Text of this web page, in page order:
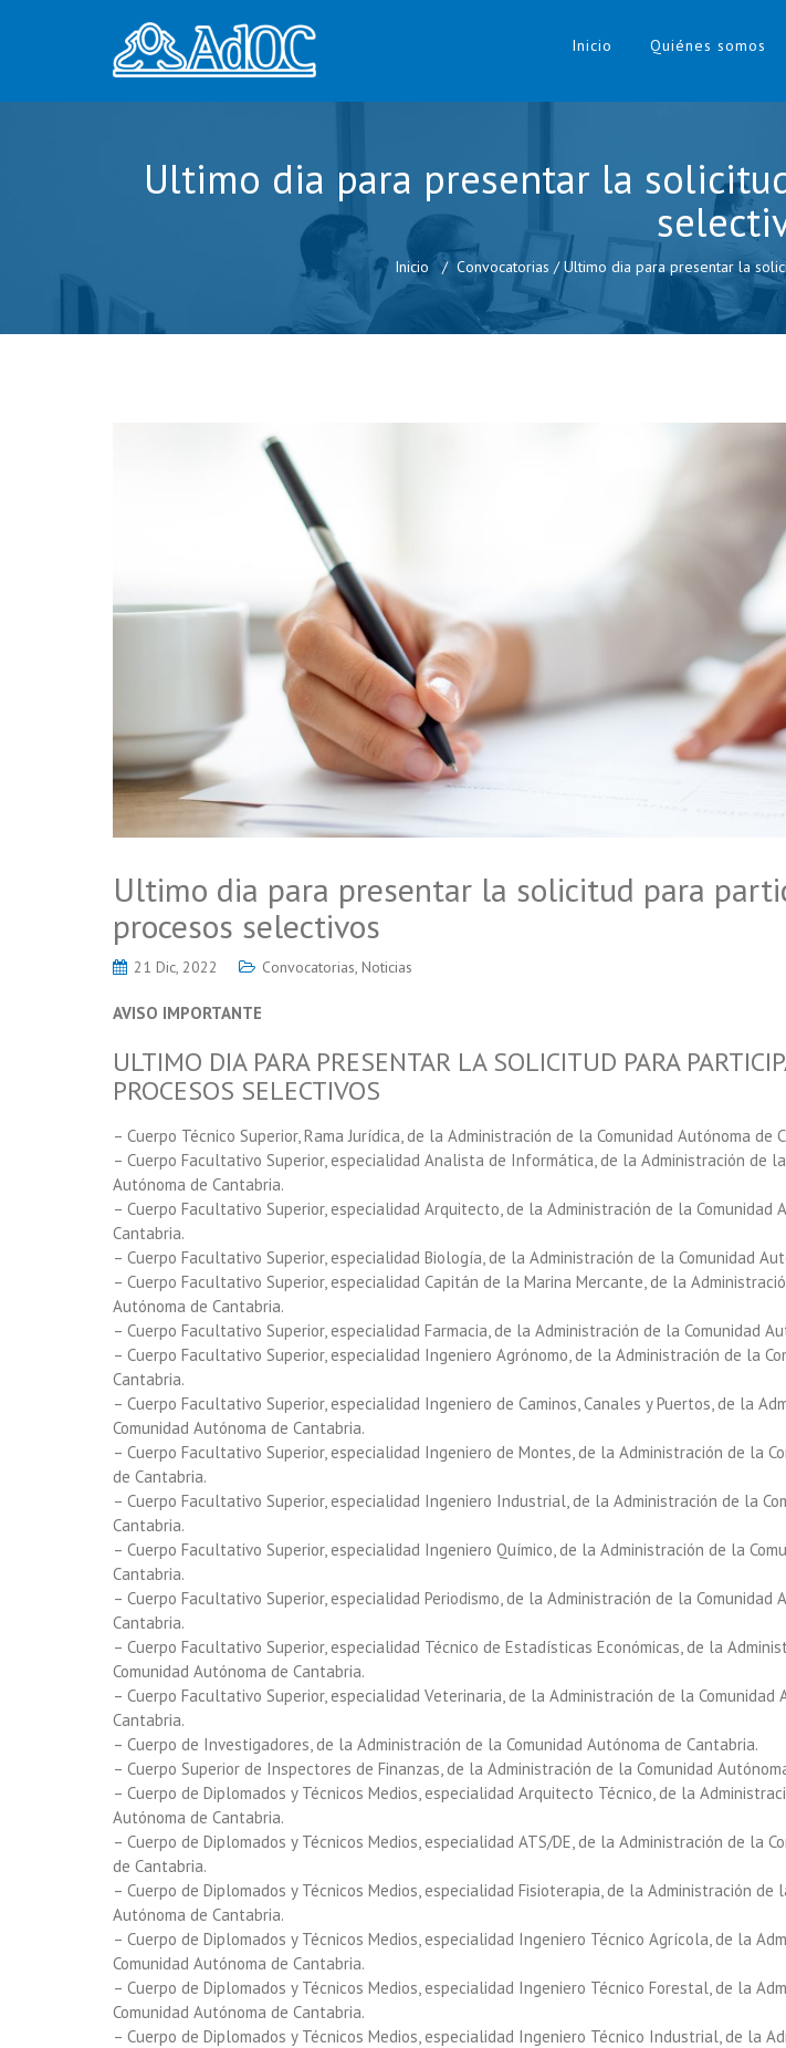
Inicio Quiénes somos
Ultimo dia para presentar la
Inicio Convocatorias /Ultimo dia para presentar la
Ultimo dia para presentar la solicitud para
procesos selectivos
21 Dic, 2022 Convocatorias, Noticias
AVISO IMPORTANTE
ULTIMO DIA PARA PRESENTAR LA SOLICITUD PARA
PROCESOS SELECTIVOS
– Cuerpo Técnico Superior, Rama Jurídica, de la Administración de la Comunidad Autónoma de
– Cuerpo Facultativo Superior, especialidad Analista de Informática, de la Administración de la
Autónoma de Cantabria.
– Cuerpo Facultativo Superior, especialidad Arquitecto, de la Administración de la Comunidad
Cantabria.
– Cuerpo Facultativo Superior, especialidad Biología, de la Administración de la Comunidad
– Cuerpo Facultativo Superior, especialidad Capitán de la Marina Mercante, de la
Autónoma de Cantabria.
– Cuerpo Facultativo Superior, especialidad Farmacia, de la Administración de la Comunidad
– Cuerpo Facultativo Superior, especialidad Ingeniero Agrónomo, de la Administración de la
Cantabria.
– Cuerpo Facultativo Superior, especialidad Ingeniero de Caminos, Canales y Puertos, de la
Comunidad Autónoma de Cantabria.
– Cuerpo Facultativo Superior, especialidad Ingeniero de Montes, de la Administración de la
de Cantabria.
– Cuerpo Facultativo Superior, especialidad Ingeniero Industrial, de la Administración de la
Cantabria.
– Cuerpo Facultativo Superior, especialidad Ingeniero Químico, de la Administración de la
Cantabria.
– Cuerpo Facultativo Superior, especialidad Periodismo, de la Administración de la Comunidad
Cantabria.
– Cuerpo Facultativo Superior, especialidad Técnico de Estadísticas Económicas, de la
Comunidad Autónoma de Cantabria.
– Cuerpo Facultativo Superior, especialidad Veterinaria, de la Administración de la Comunidad
Cantabria.
– Cuerpo de Investigadores, de la Administración de la Comunidad Autónoma de Cantabria.
– Cuerpo Superior de Inspectores de Finanzas, de la Administración de la Comunidad
– Cuerpo de Diplomados y Técnicos Medios, especialidad Arquitecto Técnico, de la
Autónoma de Cantabria.
– Cuerpo de Diplomados y Técnicos Medios, especialidad ATS/DE, de la Administración de la
de Cantabria.
– Cuerpo de Diplomados y Técnicos Medios, especialidad Fisioterapia, de la Administración de
Autónoma de Cantabria.
– Cuerpo de Diplomados y Técnicos Medios, especialidad Ingeniero Técnico Agrícola, de la
Comunidad Autónoma de Cantabria.
– Cuerpo de Diplomados y Técnicos Medios, especialidad Ingeniero Técnico Forestal, de la
Comunidad Autónoma de Cantabria.
– Cuerpo de Diplomados y Técnicos Medios, especialidad Ingeniero Técnico Industrial, de la